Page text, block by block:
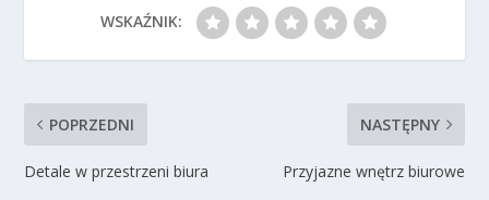
WSKAŹNIK:
POPRZEDNI
Detale w przestrzeni biura
NASTĘPNY
Przyjazne wnętrz biurowe